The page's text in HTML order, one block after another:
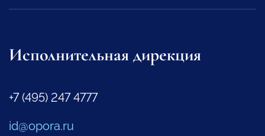
Исполнительная дирекция
+7 (495) 247 4777
id@opora.ru